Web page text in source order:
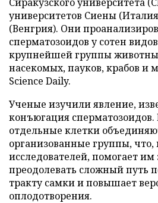
университетов Сиены
(Венгрия). Они
сперматозоидов у сотен
крупнейшей группы
насекомых, пауков, крабов и
Science Daily.
Ученые изучили явление,
конъюгация сперматозоидов.
отдельные клетки
организованные группы,
исследователей, помогает
преодолевать сложный путь
тракту самки и повышает
оплодотворения.